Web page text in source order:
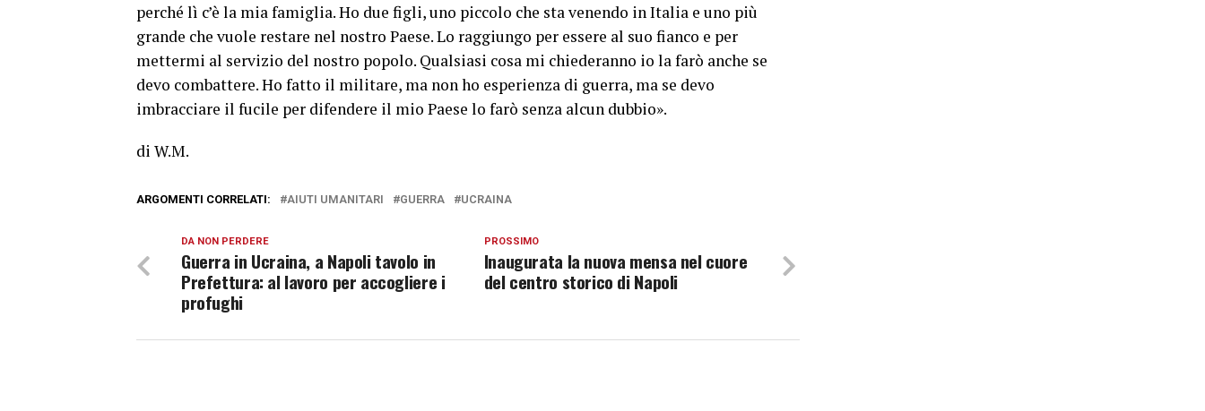
perché lì c’è la mia famiglia. Ho due figli, uno piccolo che sta venendo in Italia e uno più
grande che vuole restare nel nostro Paese. Lo raggiungo per essere al suo fianco e per
mettermi al servizio del nostro popolo. Qualsiasi cosa mi chiederanno io la farò anche se
devo combattere. Ho fatto il militare, ma non ho esperienza di guerra, ma se devo
imbracciare il fucile per difendere il mio Paese lo farò senza alcun dubbio».
di W.M.
ARGOMENTI CORRELATI: AIUTI UMANITARI GUERRA UCRAINA
PROSSIMO
Inaugurata la nuova mensa nel cuore
del centro storico di Napoli
DA NON PERDERE
Guerra in Ucraina, a Napoli tavolo in
Prefettura: al lavoro per accogliere i
profughi